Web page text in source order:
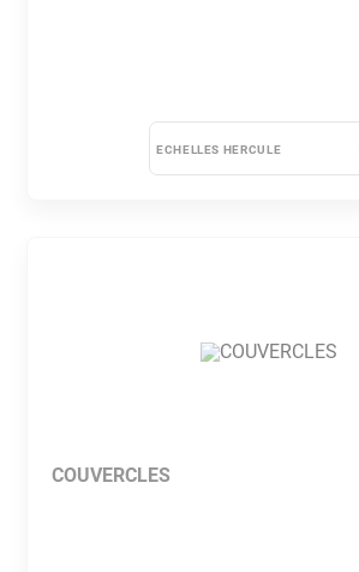
ECHELLES HERCULE
COUVERCLES